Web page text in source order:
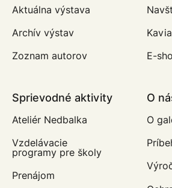
Aktuálna výstava
Archív výstav
Zoznam autorov
E-
Sprievodné aktivity
Ateliér Nedbalka
Vzdelávacie
programy pre školy
Prenájom
O
O